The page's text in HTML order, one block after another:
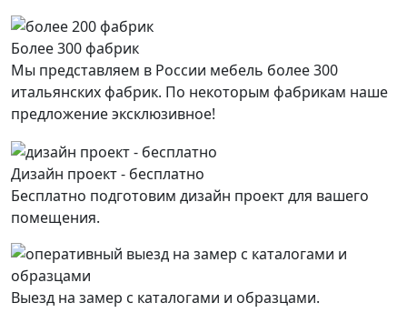
Более 300 фабрик
Мы представляем в России мебель более 300
итальянских фабрик. По некоторым фабрикам наше
предложение эксклюзивное!
Дизайн проект - бесплатно
Бесплатно подготовим дизайн проект для вашего
помещения.
Выезд на замер с каталогами и образцами.